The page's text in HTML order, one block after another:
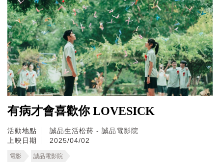
有病才會喜歡你 LOVESICK
活動地點
誠品生活松菸 - 誠品電影院
上映日期
2025/04/02
電影 誠品電影院